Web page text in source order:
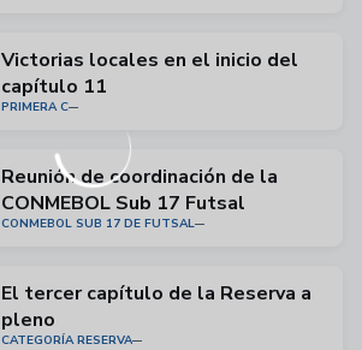
Victorias locales en el inicio del
capítulo 11
PRIMERA C
Reunión de coordinación de la
CONMEBOL Sub 17 Futsal
CONMEBOL SUB 17 DE FUTSAL
El tercer capítulo de la Reserva a
pleno
CATEGORÍA RESERVA